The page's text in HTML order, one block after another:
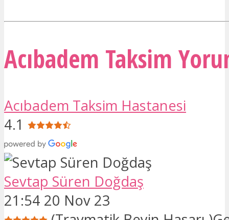
Acıbadem Taksim
Acıbadem Taksim Hastanesi
4.1
Sevtap Süren Doğdaş
21:54 20 Nov 23